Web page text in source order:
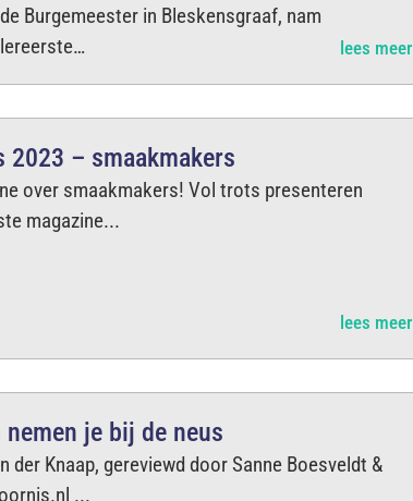
Burgemeester in Bleskensgraaf, nam
lees meer
2023 – smaakmakers
over smaakmakers! Vol trots presenteren
magazine...
lees meer
je bij de neus
der Knaap, gereviewd door Sanne Boesveldt &
...